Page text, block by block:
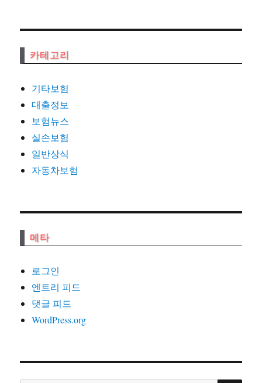
카테고리
기타보험
대출정보
보험뉴스
실손보험
일반상식
자동차보험
메타
로그인
엔트리 피드
댓글 피드
WordPress.org